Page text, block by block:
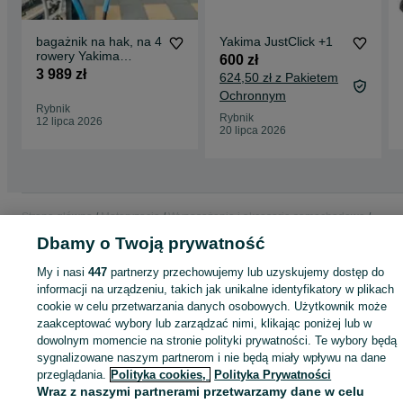
Możliwość odchylania z rowerami: TAK
Do przewozów rowerów elektrycznych: Tak
Spełnia normę CITY CRASH: Tak
Atest TÜV: Tak
bagażnik na hak, na 4
rowery Yakima
JustClick 4
3 989 zł
Rybnik
12 lipca 2026
Yakima JustClick +1
600 zł
624,50 zł z Pakietem
Ochronnym
Rybnik
20 lipca 2026
Strona główna Motoryzacja
Wyposażenie i akcesoria samochodowe
KATEGORIA
ID:1061803935 Wyświetlenia:
Kup
Dbamy o Twoją prywatność
My i nasi447 partnerzy przechowujemy lub uzyskujemy dostęp do
informacji na urządzeniu, takich jak unikalne identyfikatory w plikach
cookie w celu przetwarzania danych osobowych. Użytkownik może
zaakceptować wybory lub zarządzać nimi, klikając poniżej lub w
dowolnym momencie na stronie polityki prywatności. Te wybory będą
sygnalizowane naszym partnerom i nie będą miały wpływu na dane
przeglądania. Polityka cookies, Polityka Prywatności
Wraz z naszymi partnerami przetwarzamy dane w celu